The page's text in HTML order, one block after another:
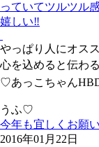
っていてツルツル
嬉しい‼️
やっぱり人にオス
心を込めると伝わ
♡あっこちゃん
うふ♡
今年も宜しくお願
2016年01月22日